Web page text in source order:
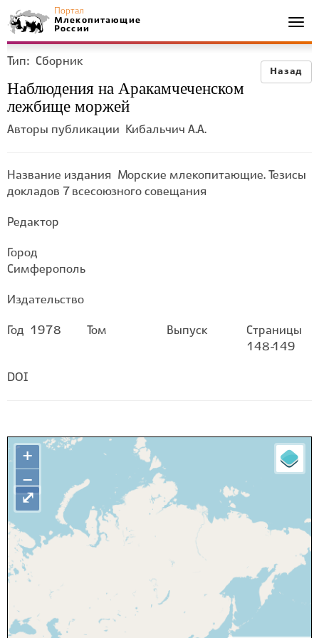
Портал
Млекопитающие
России
Назад
Тип: Сборник
Наблюдения на Аракамчеченском
лежбище моржей
Авторы публикации Кибальчич А.А.
Название издания
Морские млекопитающие. Тезисы
докладов 7 всесоюзного совещания
Редактор
Город
Симферополь
Издательство
Год 1978 Том Выпуск
Страницы
148-149
DOI
+
−
⤢